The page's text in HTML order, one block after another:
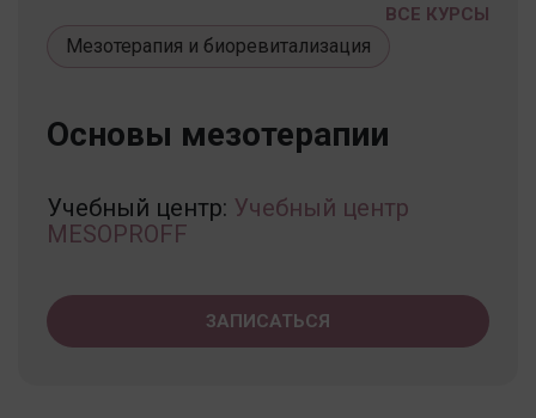
ВСЕ КУРСЫ
Мезотерапия и биоревитализация
Основы мезотерапии
Учебный центр: Учебный центр
MESOPROFF
ЗАПИСАТЬСЯ